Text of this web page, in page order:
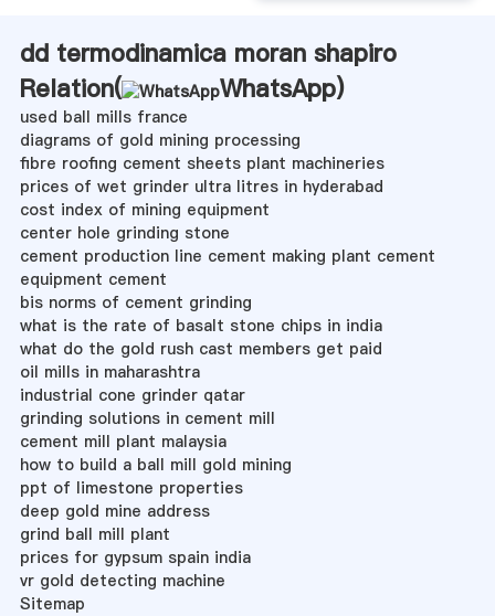
dd termodinamica moran shapiro
Relation(
WhatsApp)
used ball mills france
diagrams of gold mining processing
fibre roofing cement sheets plant machineries
prices of wet grinder ultra litres in hyderabad
cost index of mining equipment
center hole grinding stone
cement production line cement making plant cement
equipment cement
bis norms of cement grinding
what is the rate of basalt stone chips in india
what do the gold rush cast members get paid
oil mills in maharashtra
industrial cone grinder qatar
grinding solutions in cement mill
cement mill plant malaysia
how to build a ball mill gold mining
ppt of limestone properties
deep gold mine address
grind ball mill plant
prices for gypsum spain india
vr gold detecting machine
Sitemap